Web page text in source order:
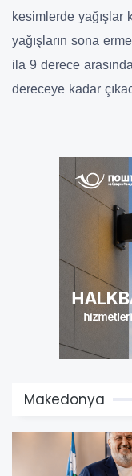
kesimlerde yağışlar
yağışların sona
ila 9 derece
dereceye kadar
Makedonya